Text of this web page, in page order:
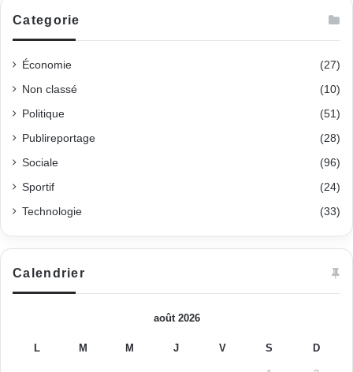
Categorie
Économie (27)
Non classé (10)
Politique (51)
Publireportage (28)
Sociale (96)
Sportif (24)
Technologie (33)
Calendrier
août 2026
L M M J V S D